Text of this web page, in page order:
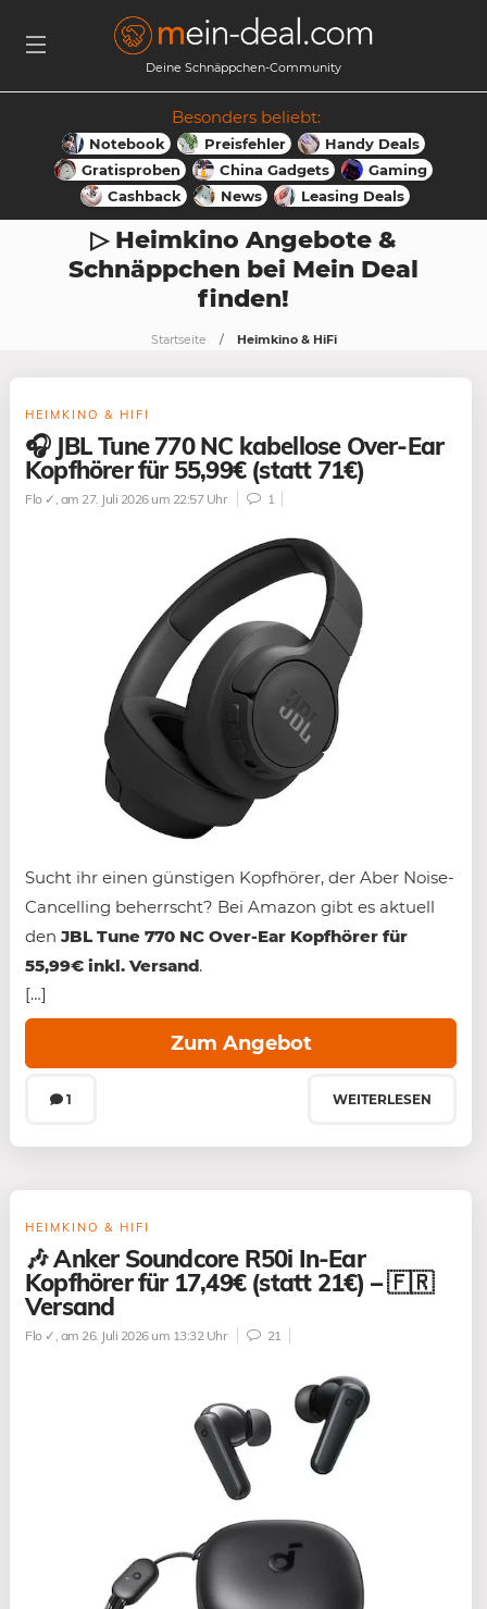
Deine Schnäppchen-Community
Besonders beliebt:
Notebook Preisfehler
Handy Deals
Gratisproben
China Gadgets
Gaming
Cashback
News Leasing Deals
▷ Heimkino Angebote &
Schnäppchen bei Mein Deal
finden!
Startseite Heimkino & HiFi
HEIMKINO & HIFI
🎧 JBL Tune 770 NC kabellose Over-Ear
Kopfhörer für 55,99€ (statt 71€)
Flo ✓ , am 27. Juli 2026 um 22:57 Uhr 1
Sucht ihr einen günstigen Kopfhörer, der Aber Noise-
Cancelling beherrscht? Bei Amazon gibt es aktuell
den JBL Tune 770 NC Over-Ear Kopfhörer für
55,99€ inkl. Versand.
[…]
1
Zum Angebot
WEITERLESEN
HEIMKINO & HIFI
🎶 Anker Soundcore R50i In-Ear
Kopfhörer für 17,49€ (statt 21€) – 🇫🇷
Versand
Flo ✓ , am 26. Juli 2026 um 13:32 Uhr 21